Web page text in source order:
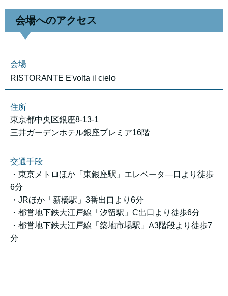
会場へのアクセス
会場
RISTORANTE E'volta il cielo
住所
東京都中央区銀座8-13-1
三井ガーデンホテル銀座プレミア16階
交通手段
・東京メトロほか「東銀座駅」エレベータ―口より徒歩
6分
・JRほか「新橋駅」3番出口より6分
・都営地下鉄大江戸線「汐留駅」C出口より徒歩6分
・都営地下鉄大江戸線「築地市場駅」A3階段より徒歩7
分